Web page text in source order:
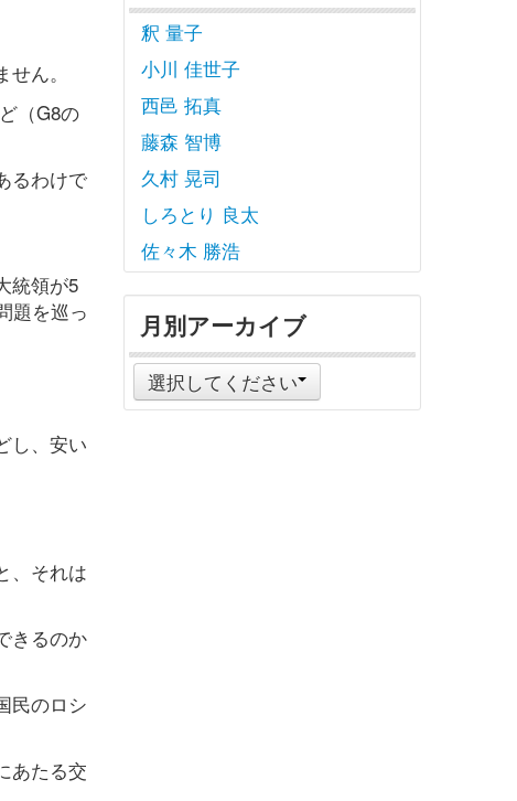
ん。
（G8の
るわけで
統領が5
題を巡っ
し、安い
、それは
きるのか
民のロシ
あたる交
釈 量子
小川 佳世子
西邑 拓真
藤森 智博
久村 晃司
しろとり 良太
佐々木 勝浩
月別アーカイブ
選択してください